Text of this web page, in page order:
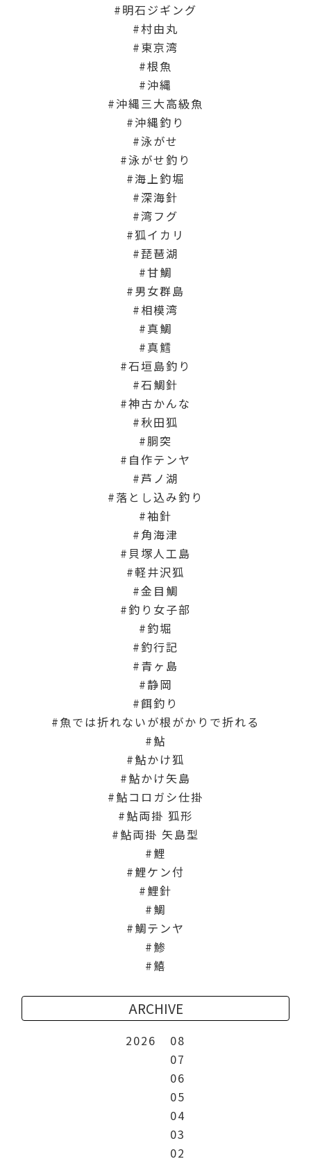
明石ジギング
村由丸
東京湾
根魚
沖縄
沖縄三大高級魚
沖縄釣り
泳がせ
泳がせ釣り
海上釣堀
深海針
湾フグ
狐イカリ
琵琶湖
甘鯛
男女群島
相模湾
真鯛
真鱈
石垣島釣り
石鯛針
神古かんな
秋田狐
胴突
自作テンヤ
芦ノ湖
落とし込み釣り
袖針
角海津
貝塚人工島
軽井沢狐
金目鯛
釣り女子部
釣堀
釣行記
青ヶ島
静岡
餌釣り
魚では折れないが根がかりで折れる
鮎
鮎かけ狐
鮎かけ矢島
鮎コロガシ仕掛
鮎両掛 狐形
鮎両掛 矢島型
鯉
鯉ケン付
鯉針
鯛
鯛テンヤ
鯵
鱚
ARCHIVE
2026
08
07
06
05
04
03
02